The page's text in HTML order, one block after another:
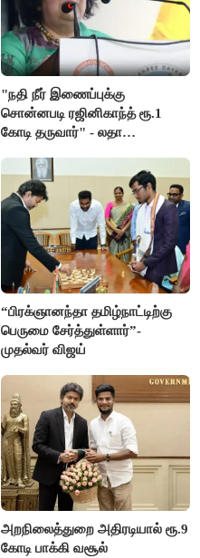
"நதி நீர் இணைப்புக்கு
சொன்னபடி ரஜினிகாந்த் ரூ.1
கோடி தருவார்" - லதா
“பிரக்ஞானந்தா தமிழ்நாட்டிற்கு
பெருமை சேர்த்துள்ளார்”-
முதல்வர் விஜய்
அறநிலைத்துறை அதிரடியால் ரூ.9
கோடி பாக்கி வசூல்